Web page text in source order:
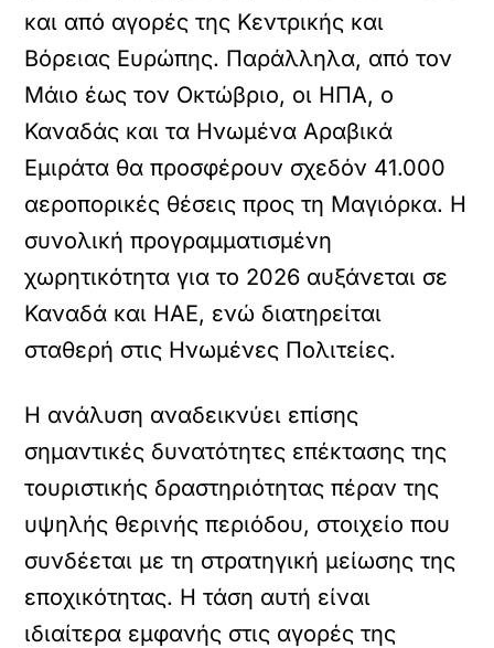
και από αγορές της Κεντρικής και
Βόρειας Ευρώπης. Παράλληλα, από τον
Μάιο έως τον Οκτώβριο, οι ΗΠΑ, ο
Καναδάς και τα Ηνωμένα Αραβικά
Εμιράτα θα προσφέρουν σχεδόν 41.000
αεροπορικές θέσεις προς τη Μαγιόρκα. Η
συνολική προγραμματισμένη
χωρητικότητα για το 2026 αυξάνεται σε
Καναδά και ΗΑΕ, ενώ διατηρείται
σταθερή στις Ηνωμένες Πολιτείες.
Η ανάλυση αναδεικνύει επίσης
σημαντικές δυνατότητες επέκτασης της
τουριστικής δραστηριότητας πέραν της
υψηλής θερινής περιόδου, στοιχείο που
συνδέεται με τη στρατηγική μείωσης της
εποχικότητας. Η τάση αυτή είναι
ιδιαίτερα εμφανής στις αγορές της